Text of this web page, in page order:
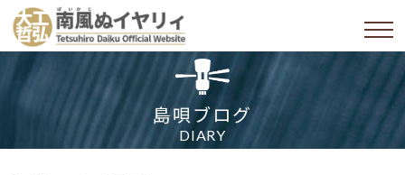
島唄ブログ
DIARY